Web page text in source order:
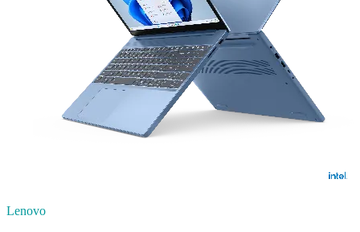
Lenovo